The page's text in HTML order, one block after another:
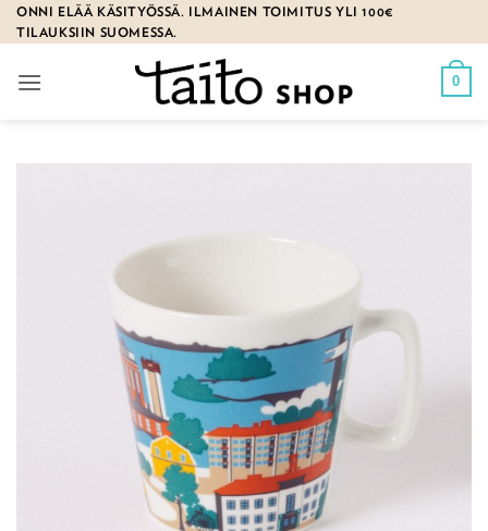
Skip
to
ONNI ELÄÄ KÄSITYÖSSÄ. ILMAINEN TOIMITUS YLI 100€
TILAUKSIIN SUOMESSA.
0